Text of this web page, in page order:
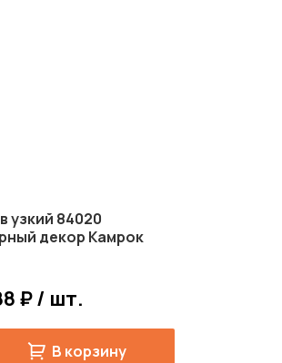
узкий 84020
декор Камрок
₽ / шт.
В корзину